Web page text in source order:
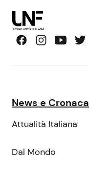
News e Cronaca
Attualità Italiana
Dal Mondo